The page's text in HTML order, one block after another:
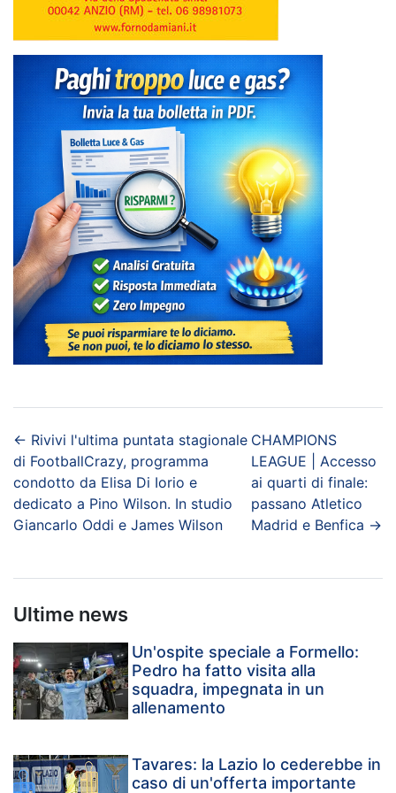
← Rivivi l'ultima puntata stagionale
di FootballCrazy, programma
condotto da Elisa Di Iorio e
dedicato a Pino Wilson. In studio
Giancarlo Oddi e James Wilson
CHAMPIONS
LEAGUE | Accesso
ai quarti di finale:
passano Atletico
Madrid e Benfica →
Ultime news
Un'ospite speciale a Formello:
Pedro ha fatto visita alla
squadra, impegnata in un
allenamento
Tavares: la Lazio lo cederebbe in
caso di un'offerta importante